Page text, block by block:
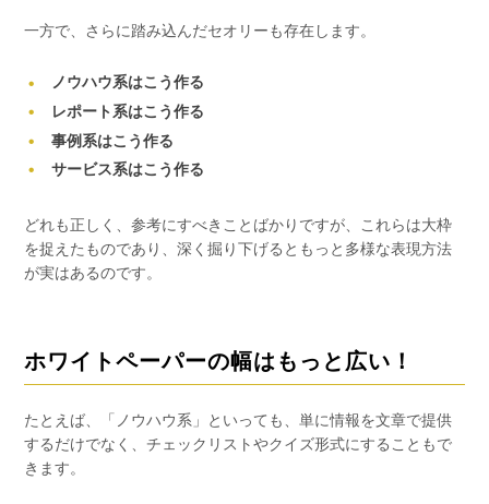
一方で、さらに踏み込んだセオリーも存在します。
ノウハウ系はこう作る
レポート系はこう作る
事例系はこう作る
サービス系はこう作る
どれも正しく、参考にすべきことばかりですが、これらは大枠
を捉えたものであり、深く掘り下げるともっと多様な表現方法
が実はあるのです。
ホワイトペーパーの幅はもっと広い！
たとえば、「ノウハウ系」といっても、単に情報を文章で提供
するだけでなく、チェックリストやクイズ形式にすることもで
きます。